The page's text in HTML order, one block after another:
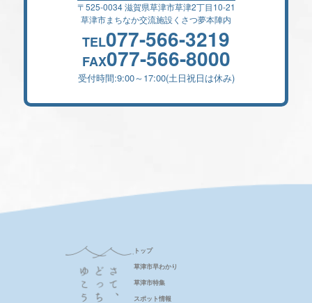
〒525-0034 滋賀県草津市草津2丁目10-21
草津市まちなか交流施設くさつ夢本陣内
TEL077-566-3219
FAX077-566-8000
受付時間:9:00～17:00(土日祝日は休み)
トップ
草津市早わかり
草津市特集
スポット情報